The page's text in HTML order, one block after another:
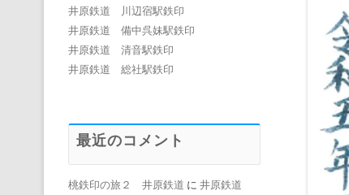
井原鉄道 川辺宿駅鉄印
井原鉄道 備中呉妹駅鉄印
井原鉄道 清音駅鉄印
井原鉄道 総社駅鉄印
最近のコメント
桃鉄印の旅２ 井原鉄道 に 井原鉄道